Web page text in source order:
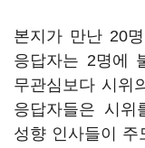
본지가 만난 20
응답자는 2명에
무관심보다 시위
응답자들은 시위
성향 인사들이 주